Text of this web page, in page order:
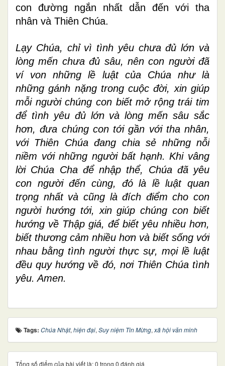
con đường ngắn nhất dẫn đến với tha
nhân và Thiên Chúa.
LạyChúa, chỉ vì tình yêu chưa đủ lớn và
lòng mến chưa đủ sâu, nên con người đã
ví von những lề luật của Chúa như là
những gánh nặng trong cuộc đời, xin giúp
mỗi người chúng con biết mở rộng trái tim
để tình yêu đủ lớn và lòng mến sâu sắc
hơn, đưa chúng con tới gần với tha nhân,
với Thiên Chúa đang chia sẻ những nỗi
niềm với những người bất hạnh. Khi vâng
lời Chúa Cha để nhập thể, Chúa đã yêu
con người đến cùng, đó là lề luật quan
trọng nhất và cũng là đích điểm cho con
người hướng tới, xin giúp chúng con biết
hướng về Thập giá, để biết yêu nhiều hơn,
biết thương cảm nhiều hơn và biết sống với
nhau bằng tình người thực sự, mọi lề luật
đều quy hướng về đó, nơi Thiên Chúa tình
yêu. Amen.
Tags: Chúa Nhật, hiện đại, Suy niệm Tin Mừng, xã hội văn minh
Tổng số điểm của bài viết là: 0 trong 0 đánh giá